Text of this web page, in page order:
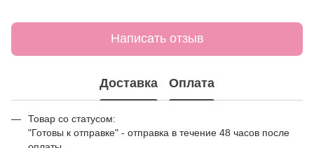
Написать отзыв
Доставка Оплата
Товар со статусом:
"Готовы к отправке" - отправка в течение 48 часов после